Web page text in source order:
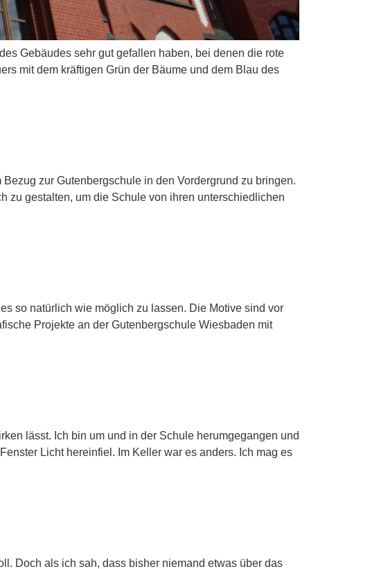
Gebäudes sehr gut gefallen haben, bei denen die rote
mit dem kräftigen Grün der Bäume und dem Blau des
zur Gutenbergschule in den Vordergrund zu bringen.
zu gestalten, um die Schule von ihren unterschiedlichen
so natürlich wie möglich zu lassen. Die Motive sind vor
Projekte an der Gutenbergschule Wiesbaden mit
lässt. Ich bin um und in der Schule herumgegangen und
Licht hereinfiel. Im Keller war es anders. Ich mag es
Doch als ich sah, dass bisher niemand etwas über das